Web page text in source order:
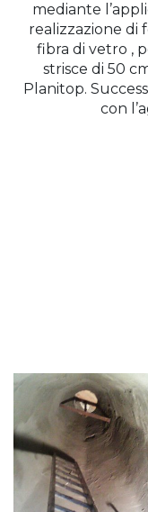
mediante
realizzazione di
fibra di vetro ,
strisce di 50
Planitop.
con